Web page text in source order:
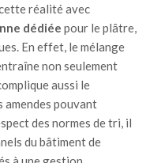
réalité avec
dédiée pour le plâtre,
En effet, le mélange
non seulement
aussi le
amendes pouvant
des normes de tri, il
du bâtiment de